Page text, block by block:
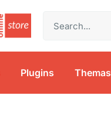
Plugins Themas